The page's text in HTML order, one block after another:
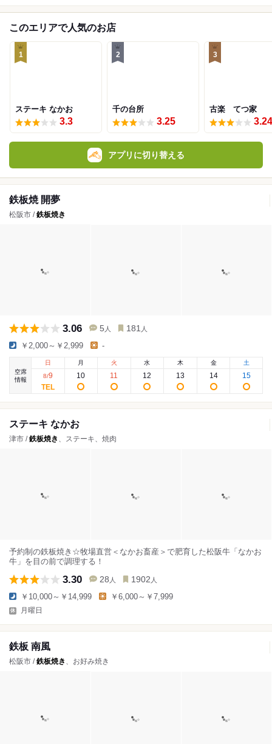
このエリアで人気のお店
1
ステーキ なかお
3.3
2
千の台所
3.25
3
古楽 てつ家
3.24
アプリに切り替える
鉄板焼 開夢
松阪市 /鉄板焼き
3.06 5 人 181 人
￥2,000～￥2,999 -
空席
情報
日
8/9
月
10
火
11
水
12
木
13
金
14
土
15
ステーキ なかお
津市 /鉄板焼き 、ステーキ、焼肉
予約制の鉄板焼き☆牧場直営＜なかお畜産＞で肥育した松阪牛「なかお
牛」を目の前で調理する！
3.30 28 人 1902 人
￥10,000～￥14,999 ￥6,000～￥7,999
月曜日
鉄板 南風
松阪市 /鉄板焼き 、お好み焼き